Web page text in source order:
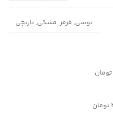
توسی, قرمز, مشکی, نارنجی